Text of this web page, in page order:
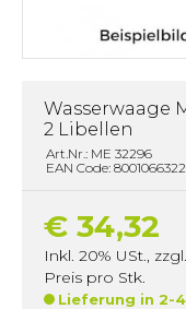
Wasserwaage
2 Libellen
Art.Nr.: ME 32296
EAN Code:
€ 34,32
Inkl. 20% USt., zzgl.
Preis pro Stk.
Lieferung in 2-